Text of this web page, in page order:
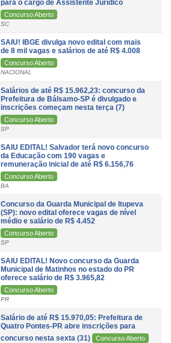
para o cargo de Assistente Jurídico
Concurso Aberto
SC
SAIU! IBGE divulga novo edital com mais
de 8 mil vagas e salários de até R$ 4.008
Concurso Aberto
NACIONAL
Salários de até R$ 15.962,23: concurso da
Prefeitura de Bálsamo-SP é divulgado e
inscrições começam nesta terça (7)
Concurso Aberto
SP
SAIU EDITAL! Salvador terá novo concurso
da Educação com 190 vagas e
remuneração inicial de até R$ 6.156,76
Concurso Aberto
BA
Concurso da Guarda Municipal de Itupeva
(SP): novo edital oferece vagas de nível
médio e salário de R$ 4.452
Concurso Aberto
SP
SAIU EDITAL! Novo concurso da Guarda
Municipal de Matinhos no estado do PR
oferece salário de R$ 3.965,82
Concurso Aberto
PR
Salário de até R$ 15.970,05: Prefeitura de
Quatro Pontes-PR abre inscrições para
concurso nesta sexta (31)
Concurso Aberto